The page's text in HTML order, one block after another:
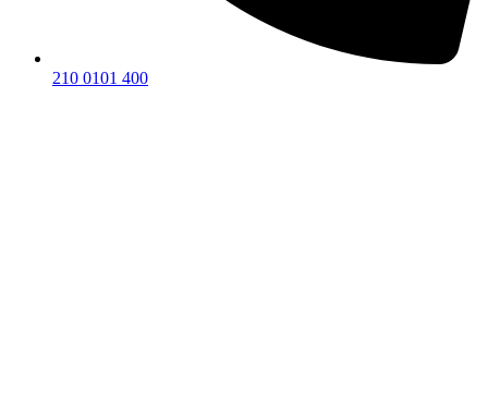
210 0101 400